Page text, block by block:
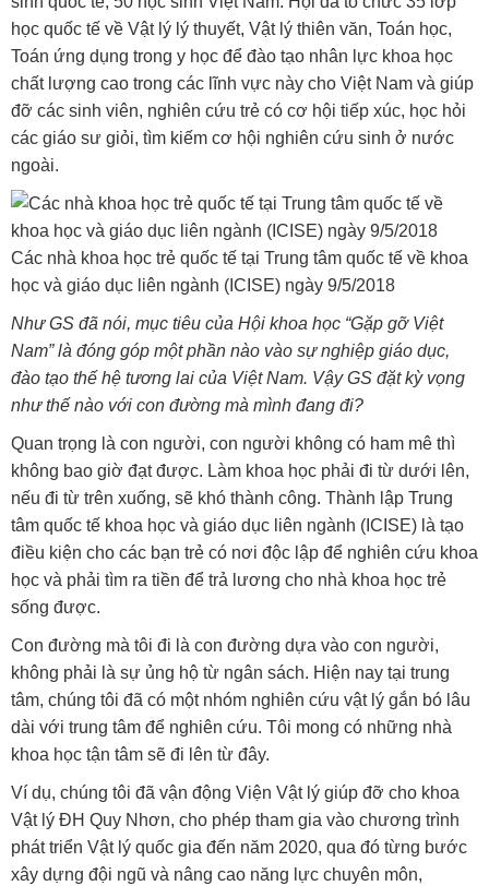
học quốc tế về Vật lý lý thuyết, Vật lý thiên văn, Toán học,
Toán ứng dụng trong y học để đào tạo nhân lực khoa học
chất lượng cao trong các lĩnh vực này cho Việt Nam và giúp
đỡ các sinh viên, nghiên cứu trẻ có cơ hội tiếp xúc, học hỏi
các giáo sư giỏi, tìm kiếm cơ hội nghiên cứu sinh ở nước
ngoài.
Các nhà khoa học trẻ quốc tế tại Trung tâm quốc tế về khoa
học và giáo dục liên ngành (ICISE) ngày 9/5/2018
Như GS đã nói, mục tiêu của Hội khoa học “Gặp gỡ Việt
Nam” là đóng góp một phần nào vào sự nghiệp giáo dục,
đào tạo thế hệ tương lai của Việt Nam. Vậy GS đặt kỳ vọng
như thế nào với con đường mà mình đang đi?
Quan trọng là con người, con người không có ham mê thì
không bao giờ đạt được. Làm khoa học phải đi từ dưới lên,
nếu đi từ trên xuống, sẽ khó thành công. Thành lập Trung
tâm quốc tế khoa học và giáo dục liên ngành (ICISE) là tạo
điều kiện cho các bạn trẻ có nơi độc lập để nghiên cứu khoa
học và phải tìm ra tiền để trả lương cho nhà khoa học trẻ
sống được.
Con đường mà tôi đi là con đường dựa vào con người,
không phải là sự ủng hộ từ ngân sách. Hiện nay tại trung
tâm, chúng tôi đã có một nhóm nghiên cứu vật lý gắn bó lâu
dài với trung tâm để nghiên cứu. Tôi mong có những nhà
khoa học tận tâm sẽ đi lên từ đây.
Ví dụ, chúng tôi đã vận động Viện Vật lý giúp đỡ cho khoa
Vật lý ĐH Quy Nhơn, cho phép tham gia vào chương trình
phát triển Vật lý quốc gia đến năm 2020, qua đó từng bước
xây dựng đội ngũ và nâng cao năng lực chuyên môn,